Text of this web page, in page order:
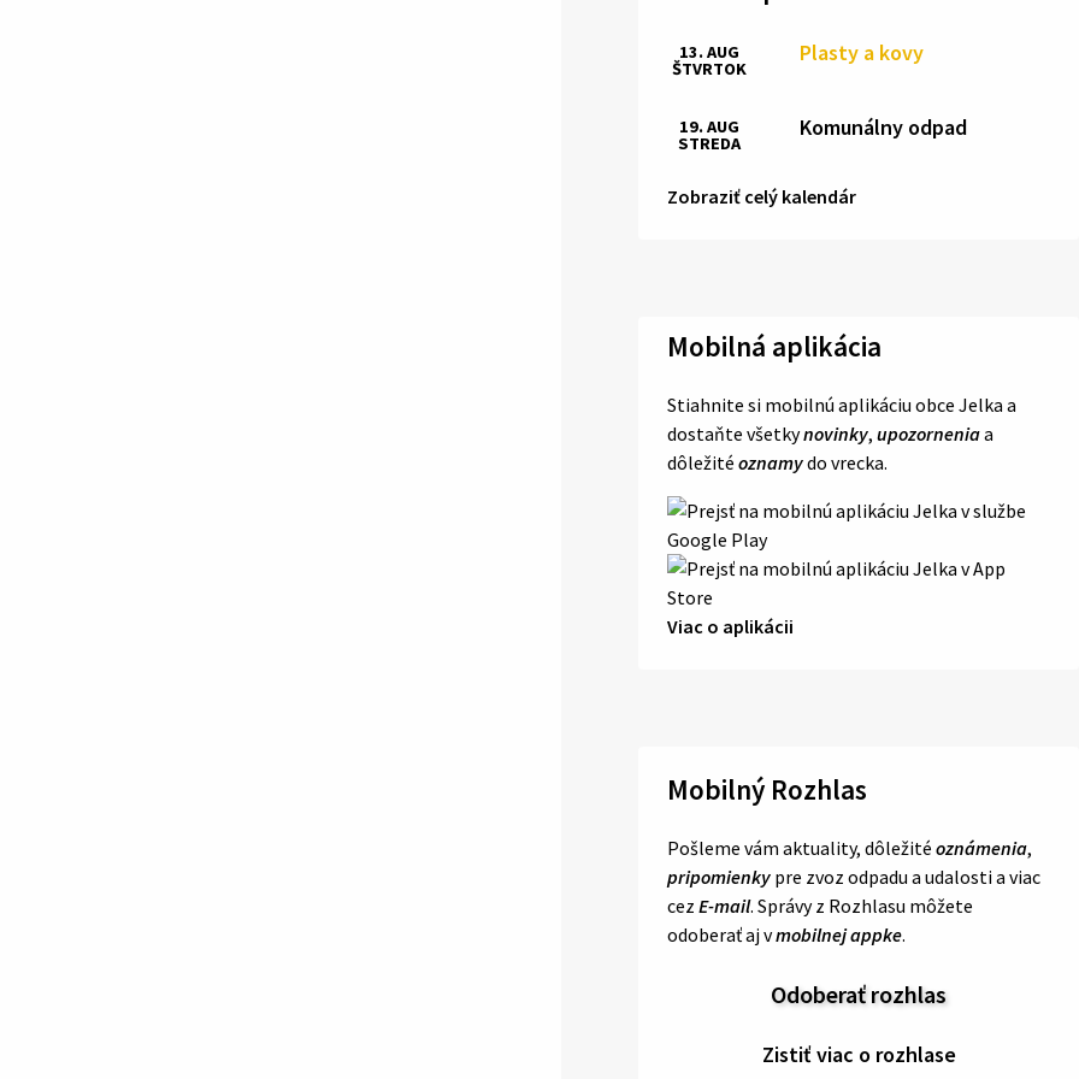
Plasty a kovy
13. AUG
ŠTVRTOK
Komunálny odpad
19. AUG
STREDA
Zobraziť celý kalendár
Mobilná aplikácia
Stiahnite si mobilnú aplikáciu obce Jelka a
dostaňte všetkynovinky, upozorneniaa
dôležité oznamydo vrecka.
Viac o aplikácii
Mobilný Rozhlas
Pošleme vám aktuality, dôležité oznámenia,
pripomienky pre zvoz odpadu a udalosti a viac
cez E-mail. Správy z Rozhlasu môžete
odoberať aj vmobilnej appke.
Odoberať rozhlas
Zistiť viac o rozhlase